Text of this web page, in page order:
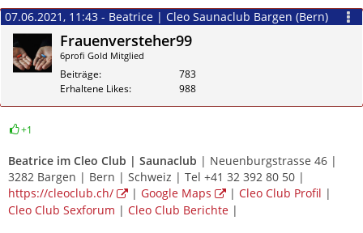
07.06.2021, 11:43 - Beatrice | Cleo Saunaclub Bargen (Bern)
Frauenversteher99
6profi Gold Mitglied
Beiträge
783
Erhaltene Likes
988
+1
Beatrice im Cleo Club | Saunaclub | Neuenburgstrasse 46 |
3282 Bargen | Bern | Schweiz | Tel +41 32 392 80 50 |
https://cleoclub.ch/
| Google Maps | Cleo Club Profil |
Cleo Club Sexforum | Cleo Club Berichte |